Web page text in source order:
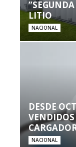
LITIO
NACIONAL
DESDE
NACIONAL